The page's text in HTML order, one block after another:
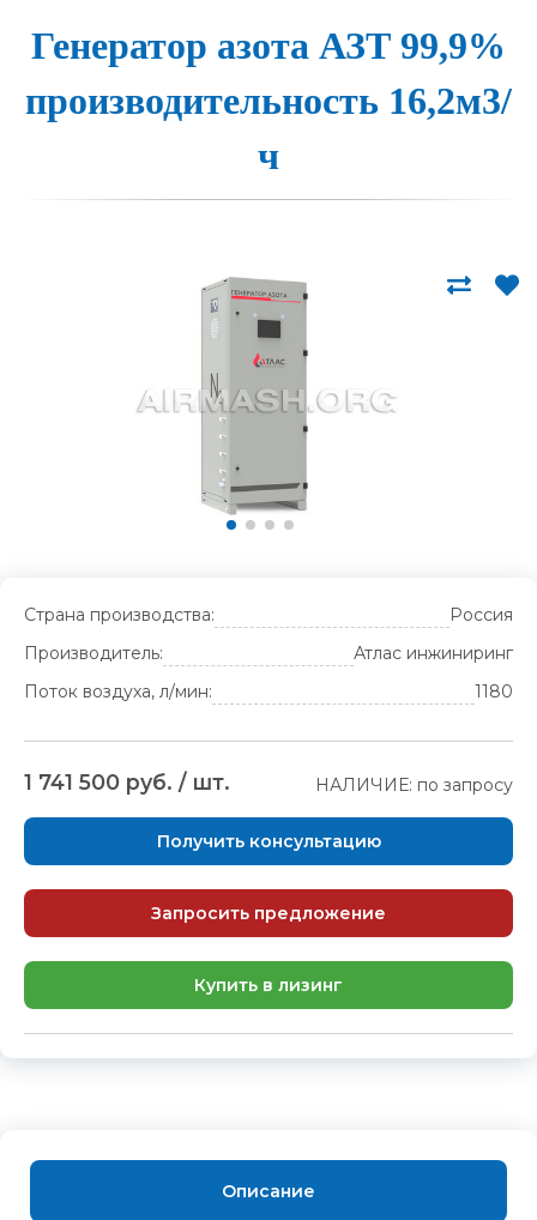
Генера­тор а­зо­та АЗТ 99,9%
про­из­во­ди­тель­ность 16,2м3/
ч
Страна производства:
Россия
Производитель:
Атлас инжиниринг
Поток воздуха, л/мин:
1180
1 741 500 руб. / шт. НАЛИЧИЕ: по запросу
Получить консультацию
Запросить предложение
Купить в лизинг
Описание